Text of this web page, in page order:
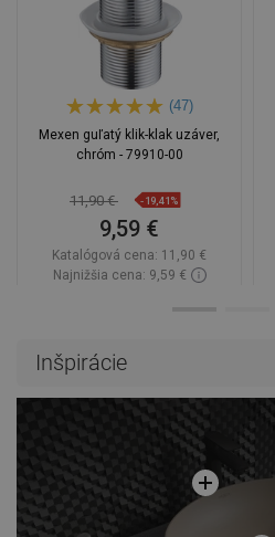
(47)
Mexen guľatý klik-klak uzáver,
chróm - 79910-00
11,90 € -19,41%
9,59 €
Katalógová cena: 11,90 €
Najnižšia cena: 9,59 €
Inšpirácie